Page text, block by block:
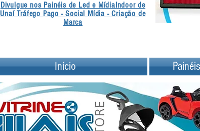
Divulgue nos Painéis de Led e MídiaIndoor de
Unaí Tráfego Pago - Social Mídia - Criação de
Marca
Início